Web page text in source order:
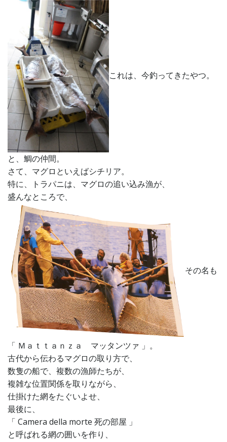
これは、今釣ってきたやつ。
と、鯛の仲間。
さて、マグロといえばシチリア。
特に、トラパニは、マグロの追い込み漁が、
盛んなところで、
その名も
「 Ｍａｔｔａｎｚａ マッタンツァ 」。
古代から伝わるマグロの取り方で、
数隻の船で、複数の漁師たちが、
複雑な位置関係を取りながら、
仕掛けた網をたぐいよせ、
最後に、
「 Camera della morte 死の部屋 」
と呼ばれる網の囲いを作り、